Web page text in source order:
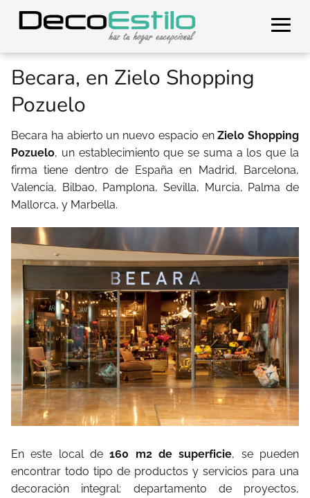
Becara, en Zielo Shopping
Pozuelo
Becara ha abierto un nuevo espacio enZielo Shopping
Pozuelo, un establecimiento que se suma a los que la
firma tiene dentro de España en Madrid, Barcelona,
Valencia, Bilbao, Pamplona, Sevilla, Murcia, Palma de
Mallorca, y Marbella.
En este local de160 m2 de superficie, se pueden
encontrar todo tipo de productos y servicios para una
decoración integral: departamento de proyectos,